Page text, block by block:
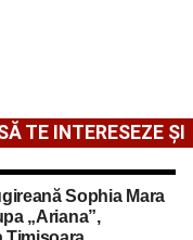
TE INTERESEZE ȘI
Sophia Mara
„Ariana”,